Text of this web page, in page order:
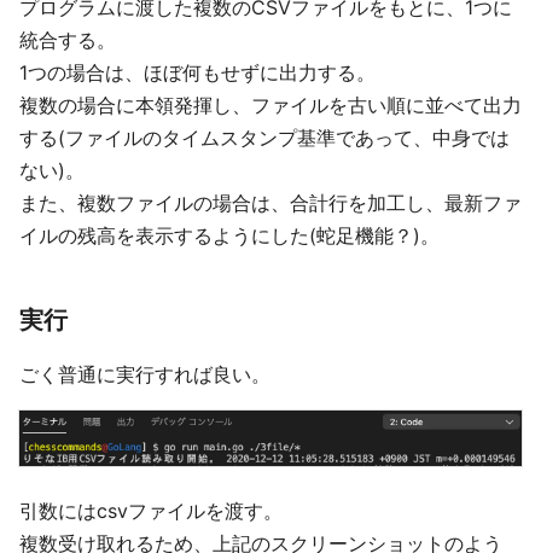
プログラムに渡した複数のCSVファイルをもとに、1つに
統合する。
1つの場合は、ほぼ何もせずに出力する。
複数の場合に本領発揮し、ファイルを古い順に並べて出力
する(ファイルのタイムスタンプ基準であって、中身では
ない)。
また、複数ファイルの場合は、合計行を加工し、最新ファ
イルの残高を表示するようにした(蛇足機能？)。
実行
ごく普通に実行すれば良い。
引数にはcsvファイルを渡す。
複数受け取れるため、上記のスクリーンショットのよう